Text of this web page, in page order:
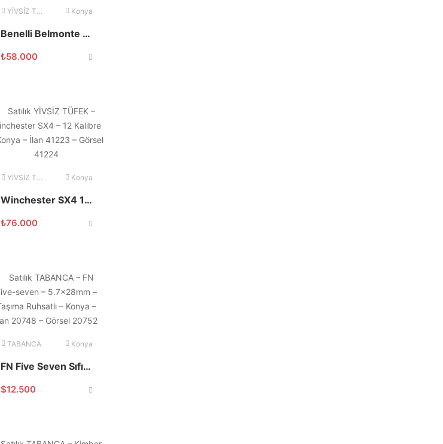
YİVSİZ TÜFEK Konya
Benelli Belmonte I 12 Kalibre 71 Namlu
₺58.000
YİVSİZ TÜFEK Konya
Winchester SX4 12 Kalibre Otomatik Av Tüfeği
₺76.000
TABANCA Konya
FN Five Seven Sıfır Kutusunda
$12.500